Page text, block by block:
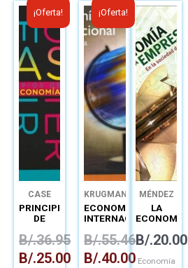
¡Oferta!
CASE
PRINCIPIOS
DE
B/.36.95
El
precio
original
era:
B/.36.95.
B/.25.00
El
precio
actual
es:
B/.25.00.
¡Oferta!
KRUGMAN
ECONOMÍA
INTERNACIONAL
B/.55.46
El
precio
original
era:
B/.55.46.
B/.40.00
El
precio
actual
es:
B/.40.00.
MÉNDEZ
LA
ECONOMÍA
EMPRESA
B/.20.00
Economía